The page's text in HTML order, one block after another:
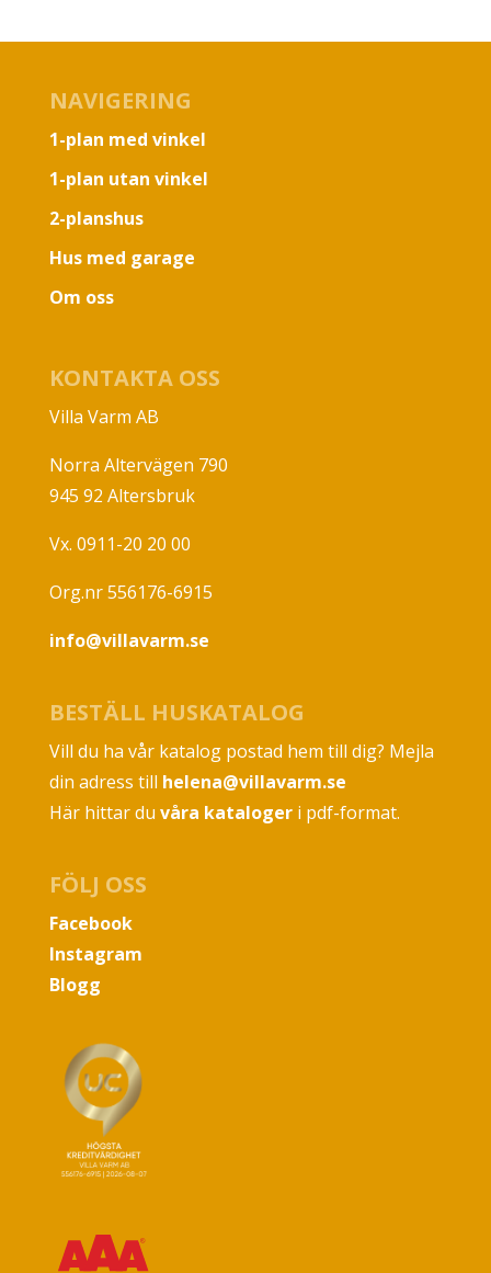
NAVIGERING
1-plan med vinkel
1-plan utan vinkel
2-planshus
Hus med garage
Om oss
KONTAKTA OSS
Villa Varm AB
Norra Altervägen 790
945 92 Altersbruk
Vx. 0911-20 20 00
Org.nr 556176-6915
info@villavarm.se
BESTÄLL HUSKATALOG
Vill du ha vår katalog postad hem till dig? Mejla
din adress till helena@villavarm.se
Här hittar du våra katalogeri pdf-format.
FÖLJ OSS
Facebook
Instagram
Blogg